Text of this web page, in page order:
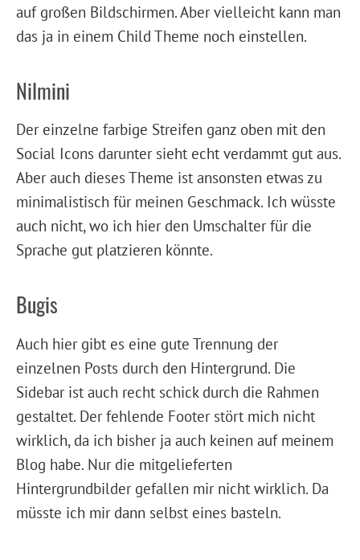
auf großen Bildschirmen. Aber vielleicht kann man
das ja in einem Child Theme noch einstellen.
Nilmini
Der einzelne farbige Streifen ganz oben mit den
Social Icons darunter sieht echt verdammt gut aus.
Aber auch dieses Theme ist ansonsten etwas zu
minimalistisch für meinen Geschmack. Ich wüsste
auch nicht, wo ich hier den Umschalter für die
Sprache gut platzieren könnte.
Bugis
Auch hier gibt es eine gute Trennung der
einzelnen Posts durch den Hintergrund. Die
Sidebar ist auch recht schick durch die Rahmen
gestaltet. Der fehlende Footer stört mich nicht
wirklich, da ich bisher ja auch keinen auf meinem
Blog habe. Nur die mitgelieferten
Hintergrundbilder gefallen mir nicht wirklich. Da
müsste ich mir dann selbst eines basteln.